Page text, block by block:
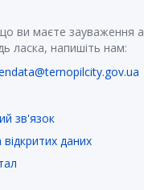
ви маєте зауваження
ласка, напишіть нам:
зв'язок
відкритих даних